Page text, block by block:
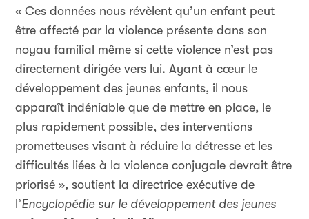
« Ces données nous révèlent qu’un enfant peut
être affecté par la violence présente dans son
noyau familial même si cette violence n’est pas
directement dirigée vers lui. Ayant à cœur le
développement des jeunes enfants, il nous
apparaît indéniable que de mettre en place, le
plus rapidement possible, des interventions
prometteuses visant à réduire la détresse et les
difficultés liées à la violence conjugale devrait être
priorisé », soutient la directrice exécutive de
l’Encyclopédie sur le développement des jeunes